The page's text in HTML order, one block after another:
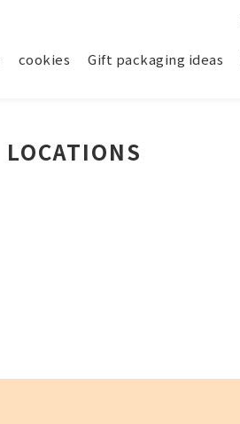
cookies Gift packaging ideas
LOCATIONS